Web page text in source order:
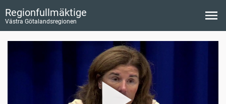
Regionfullmäktige
Västra Götalandsregionen